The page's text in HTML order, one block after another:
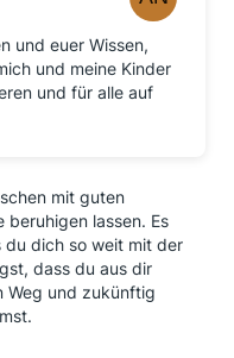
und euer Wissen,
und meine Kinder
und für alle auf
mit guten
beruhigen lassen. Es
du dich so weit mit der
dass du aus dir
Weg und zukünftig